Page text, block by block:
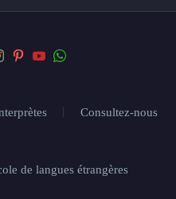
Consultez-nous
de langues étrangères